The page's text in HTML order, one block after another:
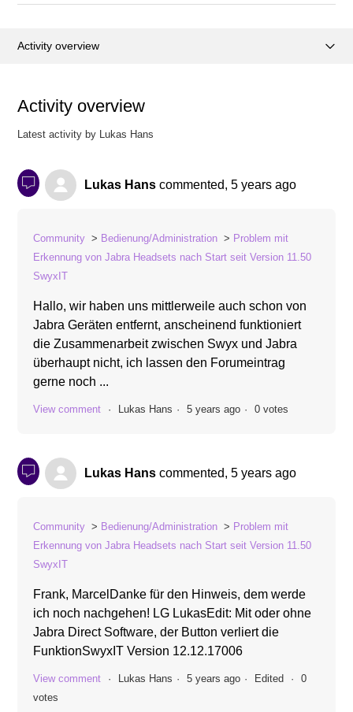
Activity overview
Comments (9)
Activity overview
Latest activity by Lukas Hans
Lukas Hans commented,5 years ago
Community Bedienung/Administration
Problem mit
Erkennung von Jabra Headsets nach Start seit Version 11.50
SwyxIT
Hallo, wir haben uns mittlerweile auch schon von
Jabra Geräten entfernt, anscheinend funktioniert
die Zusammenarbeit zwischen Swyx und Jabra
überhaupt nicht, ich lassen den Forumeintrag
gerne noch ...
View comment Lukas Hans 5 years ago 0 votes
Lukas Hans commented,5 years ago
Community Bedienung/Administration
Problem mit
Erkennung von Jabra Headsets nach Start seit Version 11.50
SwyxIT
Frank, MarcelDanke für den Hinweis, dem werde
ich noch nachgehen! LG LukasEdit: Mit oder ohne
Jabra Direct Software, der Button verliert die
FunktionSwyxIT Version 12.12.17006
View comment Lukas Hans 5 years ago Edited
0
votes